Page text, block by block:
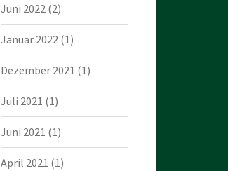
Juni 2022(2)
Januar 2022(1)
Dezember 2021 (1)
Juli 2021 (1)
Juni 2021 (1)
April 2021 (1)